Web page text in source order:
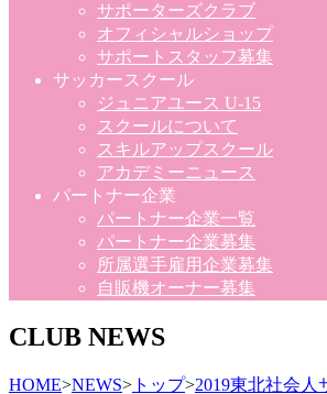
サポーターズクラブ
オフィシャルショップ
サポートスタッフ募集
サッカースクール
ジュニアユース U-15
スクールについて
スキルアップスクール
アカデミーニュース
パートナー企業
パートナー企業一覧
パートナー企業募集
所属選手雇用企業募集
自販機オーナー募集
CLUB NEWS
HOME>NEWS> トップ>2019東北社会人